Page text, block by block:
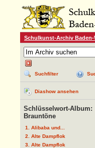
Schulkunst-Archiv Baden-
Suchfilter
Diashow ansehen
Schlüsselwort-Album:
Brauntöne
1. Alibaba und...
2. Alte Dampflok
3. Alte Dampflok